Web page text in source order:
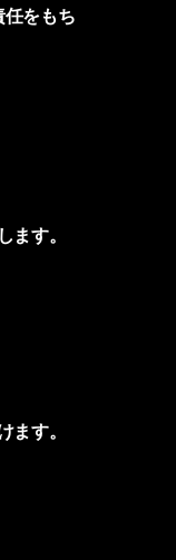
をもち
ます。
ます。